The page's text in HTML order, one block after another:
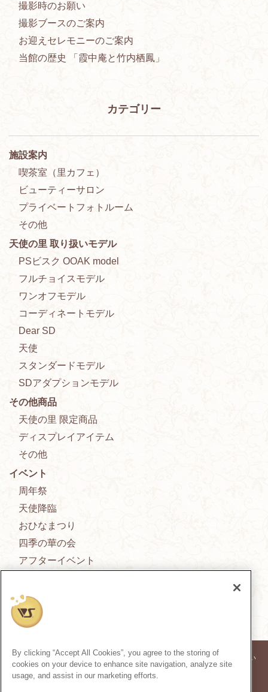
撮影時のお願い
撮影ブースのご案内
お迎えセレモニーのご案内
当館の歴史 「霞中庵と竹内栖鳳」
カテゴリー
施設案内
喫茶室（里カフェ）
ビューティーサロン
プライベートフォトルーム
その他
天使の里 取り扱いモデル
PSビスク OOAK model
フルチョイスモデル
ワンオフモデル
コーディネートモデル
Dear SD
天使
スタンダードモデル
SDアダプションモデル
その他商品
天使の里 限定商品
ディスプレイアイテム
その他
イベント
周年祭
天使降臨
おひなまつり
四季の華の会
アフターイベント
庭園便り
※記事内の価格表記は、掲載時点での消費税率に基づいた価格を表示してい
ます。
※このコンテンツ内の情報、画像の二次使用及び無断引用は禁止いたしま
By clicking “Accept All Cookies”, you agree to the storing of
cookies on your device to enhance site navigation, analyze site
usage, and assist in our marketing efforts.